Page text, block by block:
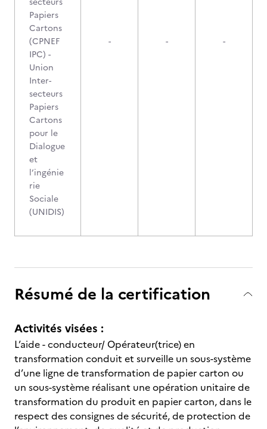
Papiers
Cartons
(CPNEF
IPC) -
Union
Inter-
secteurs
Papiers
Cartons
pour le
Dialogue
et
l’ingénie
rie
Sociale
(UNIDIS)
- - -
Résumé de la certification
Activités visées :
L’aide - conducteur/ Opérateur(trice) en
transformation conduit et surveille un sous-système
d’une ligne de transformation de papier carton ou
un sous-système réalisant une opération unitaire de
transformation du produit en papier carton, dans le
respect des consignes de sécurité, de protection de